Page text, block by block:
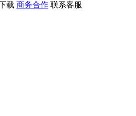
载 商务合作 联系客服